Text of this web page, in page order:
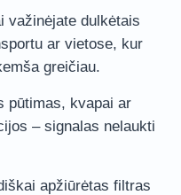
važinėjate dulkėtais
ar vietose, kur
greičiau.
pūtimas, kvapai ar
– signalas nelaukti
apžiūrėtas filtras